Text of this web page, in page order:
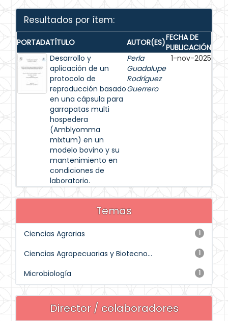
Resultados por ítem:
PORTADATÍTULO AUTOR(ES)FECHA DE
PUBLICACIÓN
Desarrollo y
aplicación de un
protocolo de
reproducción basado
en una cápsula para
garrapatas multi
hospedera
(Amblyomma
mixtum) en un
modelo bovino y su
mantenimiento en
condiciones de
laboratorio.
Perla
Guadalupe
Rodríguez
Guerrero
1-nov-2025
Temas
1
Ciencias Agrarias
1
Ciencias Agropecuarias y Biotecno...
1
Microbiología
Director / colaboradores